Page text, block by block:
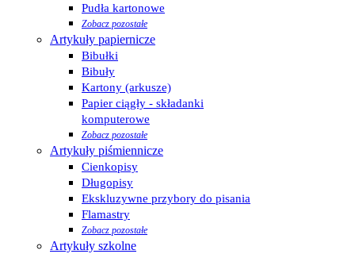
Pudła kartonowe
Zobacz pozostałe
Artykuły papiernicze
Bibułki
Bibuły
Kartony (arkusze)
Papier ciągły - składanki
komputerowe
Zobacz pozostałe
Artykuły piśmiennicze
Cienkopisy
Długopisy
Ekskluzywne przybory do pisania
Flamastry
Zobacz pozostałe
Artykuły szkolne